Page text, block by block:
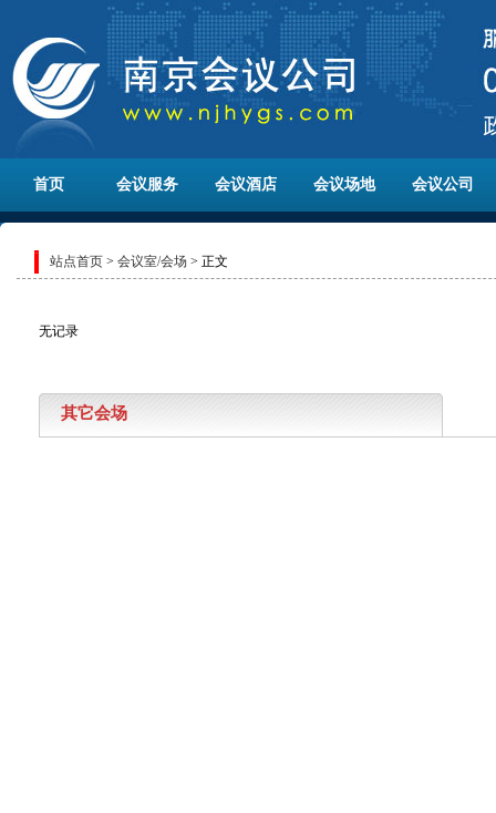
首页 会议服务 会议酒店 会议场地 会议公司
站点首页 > 会议室/会场 > 正文
无记录
其它会场